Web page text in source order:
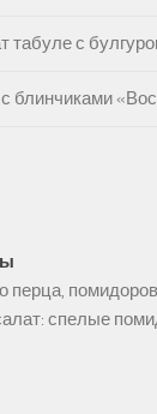
табуле с
блинчиками
перца,
спелые